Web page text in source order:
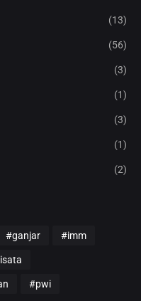
(13)
(56)
(3)
(1)
(3)
(1)
(2)
#ganjar #imm
#pwi